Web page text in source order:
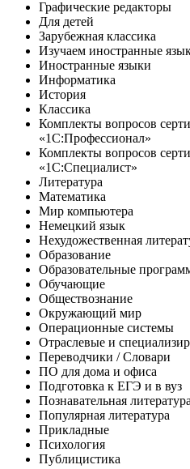
Графические редакторы
Для детей
Зарубежная классика
Изучаем иностранные
Иностранные языки
Информатика
История
Классика
Комплекты вопросов
«1С:Профессионал»
Комплекты вопросов
«1С:Специалист»
Литература
Математика
Мир компьютера
Немецкий язык
Нехудожественная
Образование
Образовательные
Обучающие
Обществознание
Окружающий мир
Операционные системы
Отраслевые и
Переводчики / Словари
ПО для дома и офиса
Подготовка к ЕГЭ и в вуз
Познавательная литература
Популярная литература
Прикладные
Психология
Публицистика